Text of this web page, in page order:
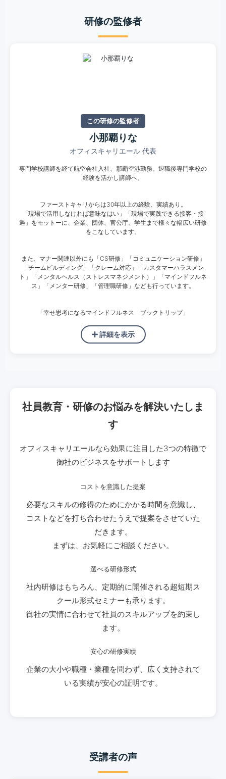
研修の監修者
この研修の監修者
小那覇りな
オフィスキャリエール 代表
専門学校講師を経て航空会社入社、那覇空港勤務。退職後専門学校の
経験を活かし講師へ。
ファーストキャリからは30年以上の経験、実績あり。
「現場で活用しなければ意味なはい」「現場で実践できる接客・接
遇」をモットーに、企業、団体、官公庁、学生まで様々な幅広い研修
をこなしています。
また、マナー関連以外にも「CS研修」「コミュニケーション研修」
「チームビルディング」「クレーム対応」「カスタマーハラスメン
ト」「メンタルヘルス（ストレスマネジメント）」「マインドフルネ
ス」「メンター研修」「管理職研修」なども行っています。
「幸せ思考になるマインドフルネス ブックトリップ」
詳細を表示
社員教育・研修のお悩みを解決いたしま
す
オフィスキャリエールなら効果に注目した3つの特徴で
御社のビジネスをサポートします
コストを意識した提案
必要なスキルの修得のためにかかる時間を意識し、
コストなどを打ち合わせたうえで提案をさせていた
だきます。
まずは、お気軽にご相談ください。
選べる研修形式
社内研修はもちろん、定期的に開催される超短期ス
クール形式セミナーも承ります。
御社の実情に合わせて社員のスキルアップを約束し
ます。
安心の研修実績
企業の大小や職種・業種を問わず、広く支持されて
いる実績が安心の証明です。
受講者の声